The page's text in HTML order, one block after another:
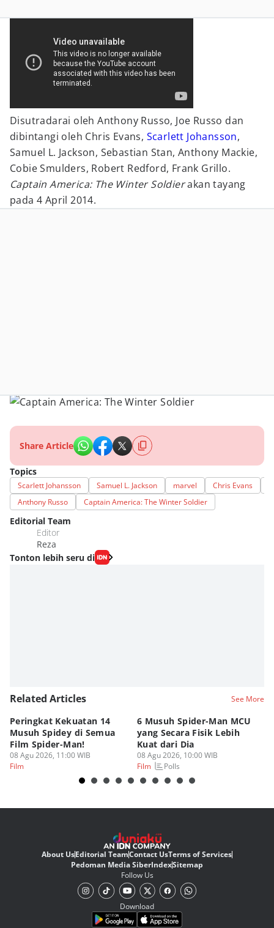
Disutradarai oleh Anthony Russo, Joe Russo dan
dibintangi oleh Chris Evans, Scarlett Johansson,
Samuel L. Jackson, Sebastian Stan, Anthony Mackie,
Cobie Smulders, Robert Redford, Frank Grillo.
Captain America: The Winter Soldierakan tayang
pada 4 April 2014.
Share Article
Topics
Scarlett Johansson Samuel L. Jackson marvel Chris Evans
Anthony Russo
Captain America: The Winter Soldier
Editorial Team
Editor
Reza
Tonton lebih seru di
Related Articles See More
Peringkat Kekuatan 14
Musuh Spidey di Semua
Film Spider-Man!
08 Agu 2026, 11:00 WIB
Film
6 Musuh Spider-Man MCU
yang Secara Fisik Lebih
Kuat dari Dia
08 Agu 2026, 10:00 WIB
Film
Polls
About UsEditorial TeamContact UsTerms of Services
Pedoman Media SiberIndexSitemap
Follow Us
Download